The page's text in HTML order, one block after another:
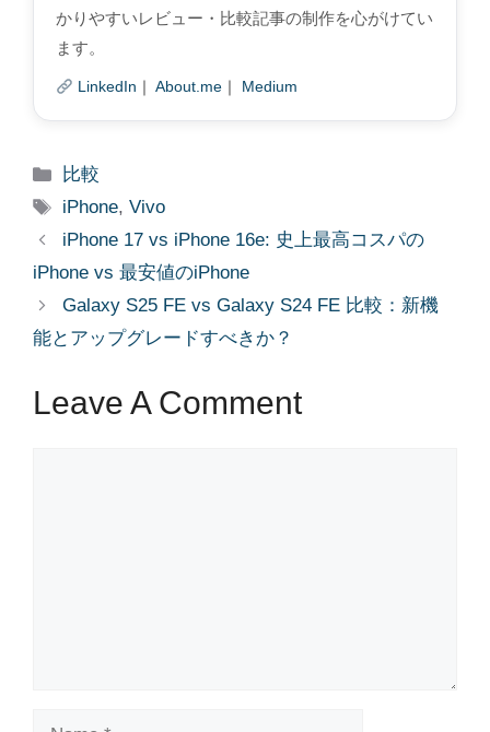
かりやすいレビュー・比較記事の制作を心がけてい
ます。
LinkedIn ｜ About.me｜ Medium
Categories
比較
Tags
iPhone,Vivo
iPhone 17 vs iPhone 16e: 史上最高コスパの
iPhone vs 最安値のiPhone
Galaxy S25 FE vs Galaxy S24 FE 比較：新機
能とアップグレードすべきか？
Leave A Comment